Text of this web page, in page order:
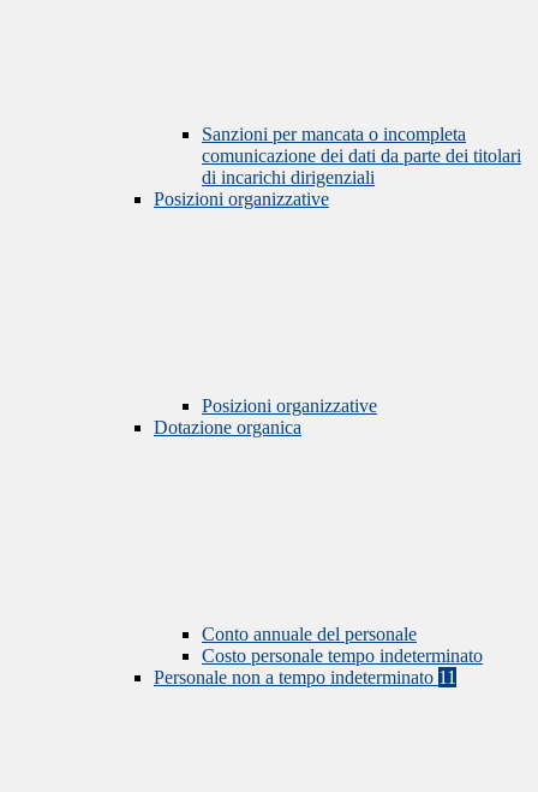
Sanzioni per mancata o incompleta
comunicazione dei dati da parte dei titolari
di incarichi dirigenziali
Posizioni organizzative
Posizioni organizzative
Dotazione organica
Conto annuale del personale
Costo personale tempo indeterminato
Personale non a tempo indeterminato 11